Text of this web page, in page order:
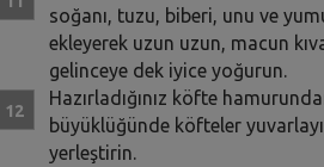
soğanı, tuzu, biberi, unu ve
ekleyerek uzun uzun, macun
gelinceye dek iyice yoğurun.
Hazırladığınız köfte
büyüklüğünde köfteler
yerleştirin.